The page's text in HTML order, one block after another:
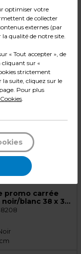
Ajouter au panier
promo carrée
noir/blanc 38 x 38
Soldes
optimiser votre
de collecter
externes (par
la qualité de notre site.
« Tout accepter », de
cliquant sur «
strictement
la suite, cliquez sur le
Pour plus
.